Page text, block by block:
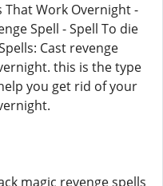
That Work Overnight -
Spell - Spell To die
Cast revenge
this is the type
you get rid of your
magic revenge spells